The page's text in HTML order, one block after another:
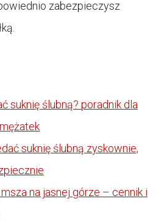
zabezpieczysz
suknię ślubną? poradnik dla
suknię ślubną zyskownie,
na jasnej górze – cennik i